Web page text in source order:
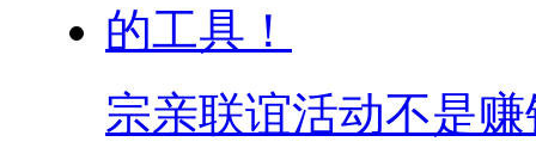
宗亲联谊活动不是